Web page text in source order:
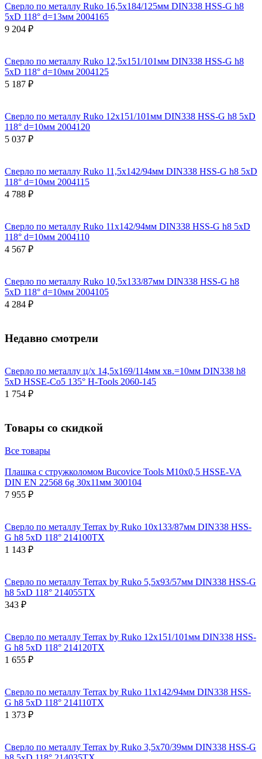
Сверло по металлу Ruko 16,5x184/125мм DIN338 HSS-G h8
5xD 118° d=13мм 2004165
9 204 ₽
Сверло по металлу Ruko 12,5x151/101мм DIN338 HSS-G h8
5xD 118° d=10мм 2004125
5 187 ₽
Сверло по металлу Ruko 12x151/101мм DIN338 HSS-G h8 5xD
118° d=10мм 2004120
5 037 ₽
Сверло по металлу Ruko 11,5x142/94мм DIN338 HSS-G h8 5xD
118° d=10мм 2004115
4 788 ₽
Сверло по металлу Ruko 11x142/94мм DIN338 HSS-G h8 5xD
118° d=10мм 2004110
4 567 ₽
Сверло по металлу Ruko 10,5x133/87мм DIN338 HSS-G h8
5xD 118° d=10мм 2004105
4 284 ₽
Недавно смотрели
Сверло по металлу ц/х 14,5x169/114мм хв.=10мм DIN338 h8
5xD HSSE-Co5 135° H-Tools 2060-145
1 754 ₽
Товары со скидкой
Все товары
Плашка с стружколомом Bucovice Tools М10х0,5 HSSE-VA
DIN EN 22568 6g 30х11мм 300104
7 955 ₽
Сверло по металлу Terrax by Ruko 10x133/87мм DIN338 HSS-
G h8 5xD 118° 214100TX
1 143 ₽
Сверло по металлу Terrax by Ruko 5,5x93/57мм DIN338 HSS-G
h8 5xD 118° 214055TX
343 ₽
Сверло по металлу Terrax by Ruko 12x151/101мм DIN338 HSS-
G h8 5xD 118° 214120TX
1 655 ₽
Сверло по металлу Terrax by Ruko 11x142/94мм DIN338 HSS-
G h8 5xD 118° 214110TX
1 373 ₽
Сверло по металлу Terrax by Ruko 3,5x70/39мм DIN338 HSS-G